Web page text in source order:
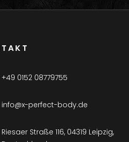
+49 0152 08779755
info@x-perfect-body.de
Riesaer Straße 116, 04319 Leipzig,